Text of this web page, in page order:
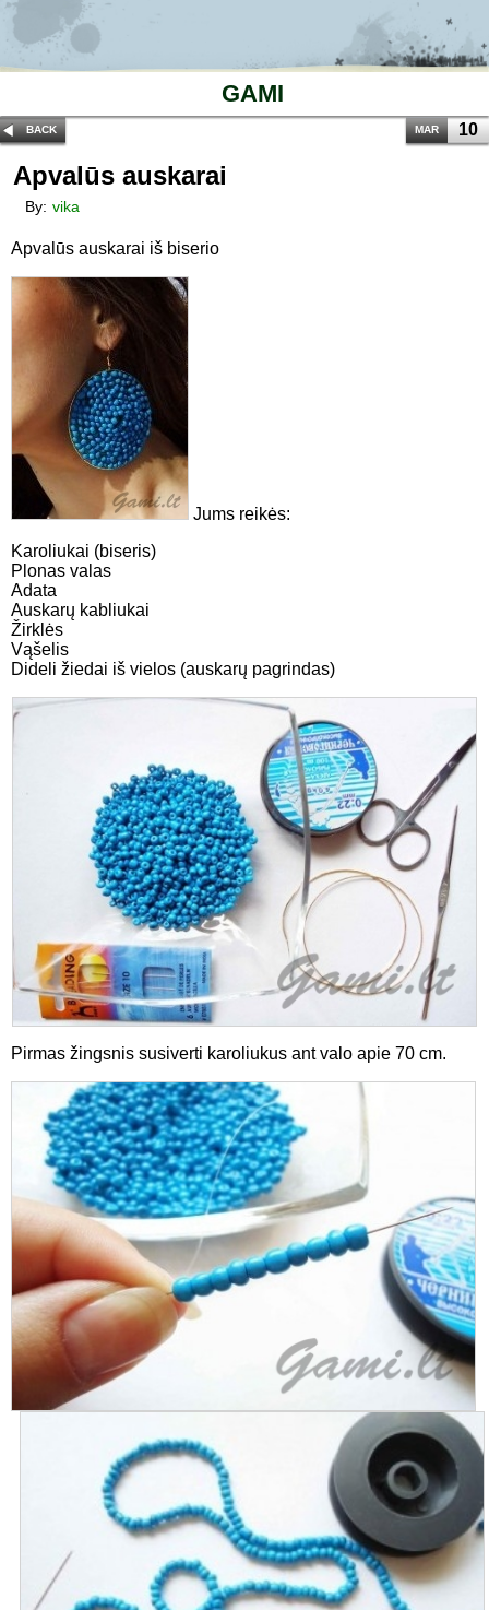
GAMI
BACK MAR 10
Apvalūs auskarai
By: vika
Apvalūs auskarai iš biserio
Jums reikės:
Karoliukai (biseris)
Plonas valas
Adata
Auskarų kabliukai
Žirklės
Vąšelis
Dideli žiedai iš vielos (auskarų pagrindas)
Pirmas žingsnis susiverti karoliukus ant valo apie 70 cm.